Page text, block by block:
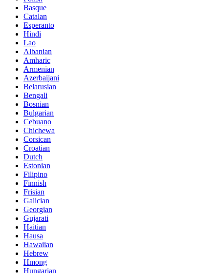
Basque
Catalan
Esperanto
Hindi
Lao
Albanian
Amharic
Armenian
Azerbaijani
Belarusian
Bengali
Bosnian
Bulgarian
Cebuano
Chichewa
Corsican
Croatian
Dutch
Estonian
Filipino
Finnish
Frisian
Galician
Georgian
Gujarati
Haitian
Hausa
Hawaiian
Hebrew
Hmong
Hungarian